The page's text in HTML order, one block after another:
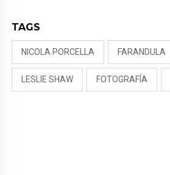
TAGS
NICOLA PORCELLA FARANDULA
LESLIE SHAW FOTOGRAFÍA